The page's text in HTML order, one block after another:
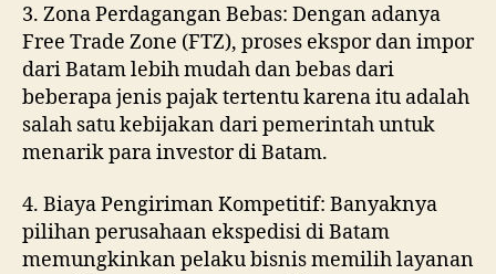
3. Zona Perdagangan Bebas: Dengan adanya
Free Trade Zone (FTZ), proses ekspor dan impor
dari Batam lebih mudah dan bebas dari
beberapa jenis pajak tertentu karena itu adalah
salah satu kebijakan dari pemerintah untuk
menarik para investor di Batam.
4. Biaya Pengiriman Kompetitif: Banyaknya
pilihan perusahaan ekspedisi di Batam
memungkinkan pelaku bisnis memilih layanan